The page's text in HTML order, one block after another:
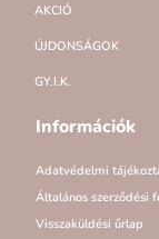
AKCIÓ
ÚJDONSÁGOK
GY.I.K.
Információk
Adatvédelmi
Általános szerződési
Visszaküldési űrlap